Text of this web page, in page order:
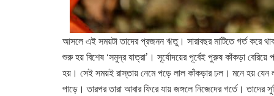
আসলে এই সময়টা তাদের প্রজনন ঋতু। সারাবছর মাটিতে গর্ত করে
শুরু হয় বিশেষ ‘সমুদ্র যাত্রা’। সূর্যোদয়ের পূর্বেই পুরুষ কাঁকড়া
হয়। সেই সময়ই রাস্তায় নেমে পড়ে লাল কাঁকড়ার ঢল। মনে হয় যেন
পাড়ে। তারপর তারা আবার ফিরে যায় জঙ্গলে নিজেদের গর্তে। তাদের